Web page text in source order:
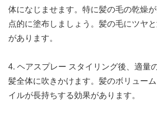
体になじませます。特に髪の毛の乾燥
点的に塗布しましょう。髪の毛にツヤ
があります。
4. ヘアスプレー スタイリング後、適量
髪全体に吹きかけます。髪のボリュー
イルが長持ちする効果があります。